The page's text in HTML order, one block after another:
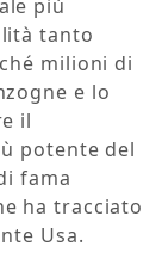
più
tanto
milioni di
e lo
il
potente del
fama
ha tracciato
Usa.